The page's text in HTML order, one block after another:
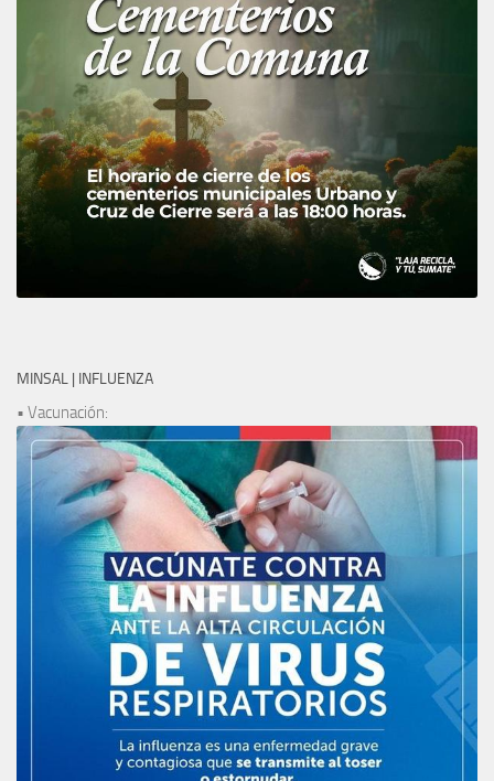
MINSAL | INFLUENZA
• Vacunación: